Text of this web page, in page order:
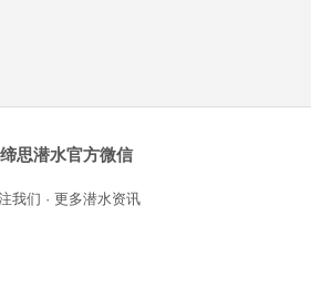
思潜水官方微信
我们 · 更多潜水资讯